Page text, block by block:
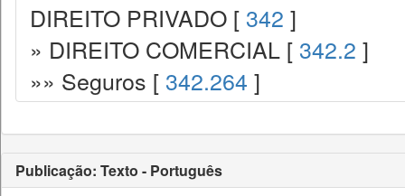
DIREITO PRIVADO [ 342 ]
» DIREITO COMERCIAL [ 342.2 ]
»» Seguros [ 342.264 ]
Publicação: Texto - Português